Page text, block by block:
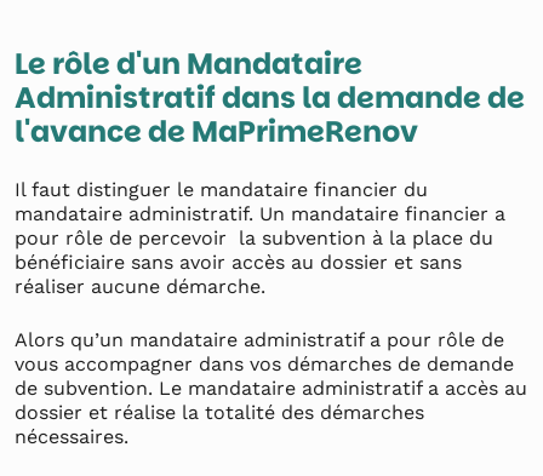
Le rôle d'un Mandataire
Administratif dans la demande de
l'avance de MaPrimeRenov
Il faut distinguer le mandataire financier du
mandataire administratif. Un mandataire financier a
pour rôle de percevoir la subvention à la place du
bénéficiaire sans avoir accès au dossier et sans
réaliser aucune démarche.
Alors qu’un mandataire administratif a pour rôle de
vous accompagner dans vos démarches de demande
de subvention. Le mandataire administratif a accès au
dossier et réalise la totalité des démarches
nécessaires.